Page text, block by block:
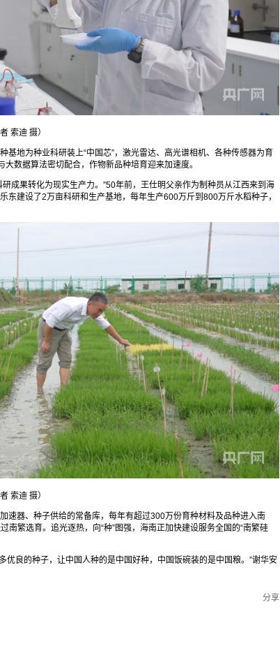
索迪 摄）
基地为种业科研装上“中国芯”，激光雷达、高光谱相机、各种传感器为育
数据算法密切配合，作物新品种培育迎来加速度。
成果转化为现实生产力。”50年前，王仕明父亲作为制种员从江西来到海
东建设了2万亩科研和生产基地，每年生产600万斤到800万斤水稻种子，
索迪 摄）
速器、种子供给的常备库，每年有超过300万份育种材料及品种进入南
南繁选育。追光逐热，向“种”图强，海南正加快建设服务全国的“南繁硅
优良的种子，让中国人种的是中国好种，中国饭碗装的是中国粮。”谢华安
分享